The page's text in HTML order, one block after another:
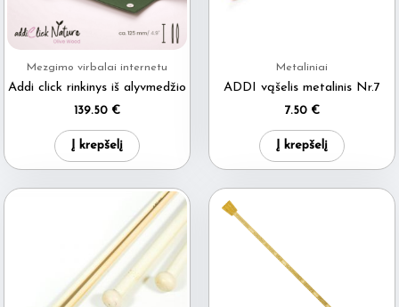
Mezgimo virbalai internetu
Addi click rinkinys iš alyvmedžio
139.50 €
Į krepšelį
Metaliniai
ADDI vąšelis metalinis Nr.7
7.50 €
Į krepšelį